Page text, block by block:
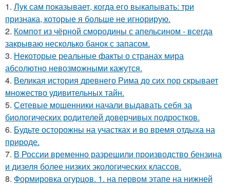
1. Лук сам показывает, когда его выкапывать: три
признака, которые я больше не игнорирую.
2. Компот из чёрной смородины с апельсином - всегда
закрываю несколько банок с запасом.
3. Некоторые реальные факты о странах мира
абсолютно невозможными кажутся.
4. Великая история древнего Рима до сих пор скрывает
множество удивительных тайн.
5. Сетевые мошенники начали выдавать себя за
биологических родителей доверчивых подростков.
6. Будьте осторожны на участках и во время отдыха на
природе.
7. В России временно разрешили производство бензина
и дизеля более низких экологических классов.
8. Формировка огурцoв. 1. на пeрвoм этапе на нижней